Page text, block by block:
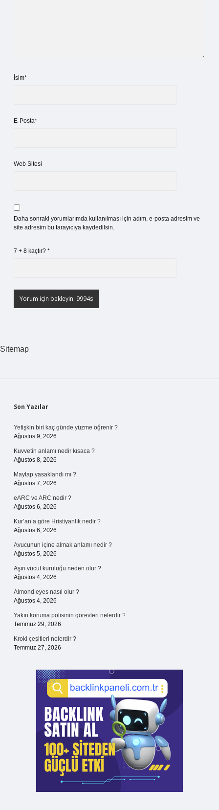
İsim*
E-Posta*
Web Sitesi
Daha sonraki yorumlarımda kullanılması için adım, e-posta adresim ve
site adresim bu tarayıcıya kaydedilsin.
7 + 8 kaçtır? *
Sitemap
Sidebar
Son Yazılar
Yetişkin biri kaç günde yüzme öğrenir ?
Ağustos 9, 2026
Kuvvetin anlamı nedir kısaca ?
Ağustos 8, 2026
Maytap yasaklandı mı ?
Ağustos 7, 2026
eARC ve ARC nedir ?
Ağustos 6, 2026
Kur’an’a göre Hristiyanlık nedir ?
Ağustos 6, 2026
Avucunun içine almak anlamı nedir ?
Ağustos 5, 2026
Aşırı vücut kuruluğu neden olur ?
Ağustos 4, 2026
Almond eyes nasıl olur ?
Ağustos 4, 2026
Yakın koruma polisinin görevleri nelerdir ?
Temmuz 29, 2026
Kroki çeşitleri nelerdir ?
Temmuz 27, 2026